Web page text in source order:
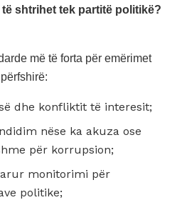
shtrihet tek partitë politikë?
më të forta për emërimet
dhe konfliktit të interesit;
nëse ka akuza ose
për korrupsion;
monitorimi për
politike;